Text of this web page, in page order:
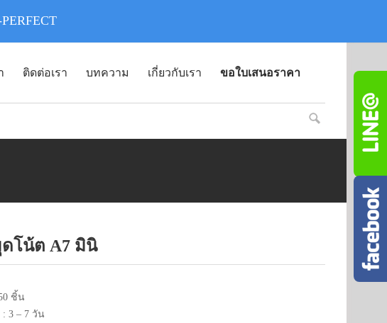
ติดต่อเรา บทความ เกี่ยวกับเรา ขอใบเสนอราคา
ดโน้ต A7 มินิ
ชิ้น
3 – 7 วัน